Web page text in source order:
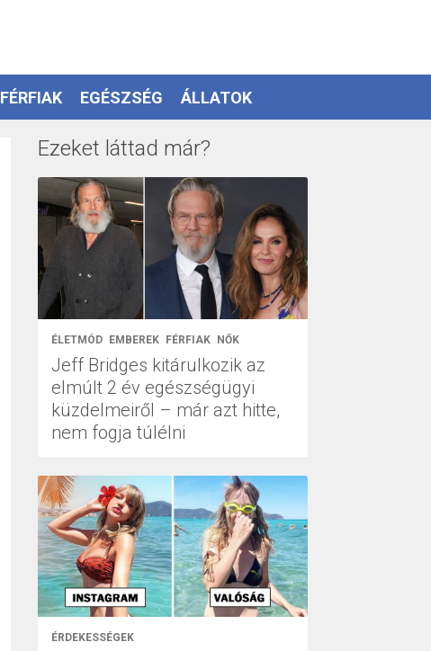
FÉRFIAK EGÉSZSÉG ÁLLATOK
Ezeket láttad már?
ÉLETMÓD EMBEREK FÉRFIAK NŐK
Jeff Bridges kitárulkozik az
elmúlt 2 év egészségügyi
küzdelmeiről – már azt hitte,
nem fogja túlélni
ÉRDEKESSÉGEK